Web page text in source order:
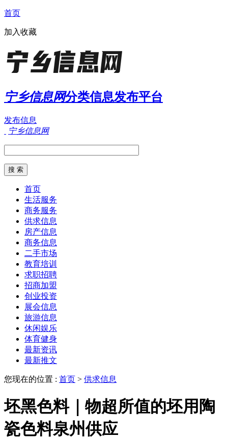
首页
加入收藏
宁乡信息网分类信息发布平台
发布信息
宁乡信息网
首页
生活服务
商务服务
供求信息
房产信息
商务信息
二手市场
教育培训
求职招聘
招商加盟
创业投资
展会信息
旅游信息
休闲娱乐
体育健身
最新资讯
最新推文
您现在的位置 : 首页 > 供求信息
坯黑色料｜物超所值的坯用陶
瓷色料泉州供应